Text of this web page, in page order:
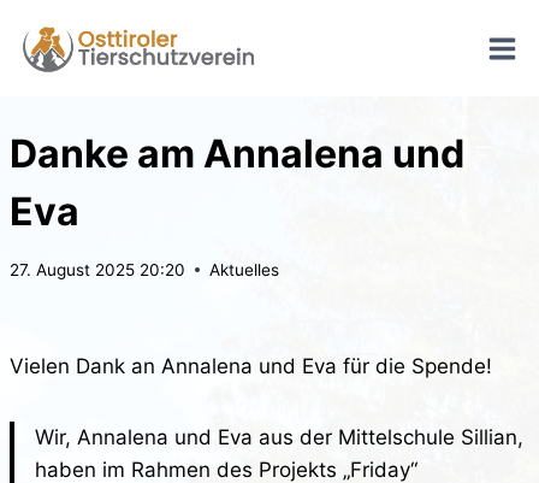
Inhalt
springen
Danke am Annalena und
Eva
27. August 2025 20:20 Aktuelles
Vielen Dank an Annalena und Eva für die Spende!
Wir, Annalena und Eva aus der Mittelschule Sillian,
haben im Rahmen des Projekts „Friday“